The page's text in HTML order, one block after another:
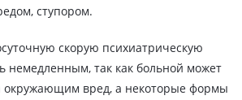
ступором.
скорую психиатрическую
немедленным, так как больной может
окружающим вред, а некоторые формы